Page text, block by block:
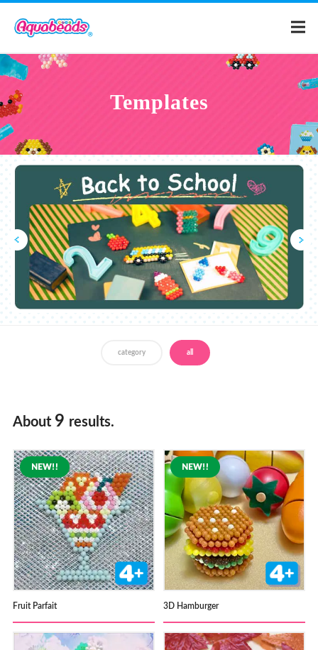
What is Aquabeads?
Video
For Parents
Templates
category all
About 9 results.
Fruit Parfait 3D Hamburger